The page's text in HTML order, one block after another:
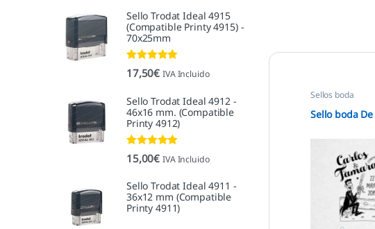
Sellos boda
Sello boda
Sello Trodat Ideal 4915
(Compatible Printy 4915) -
70x25mm
Valorado con
5.00de 5
17,50€ IVA Incluido
Sello Trodat Ideal 4912 -
46x16 mm. (Compatible
Printy 4912)
Valorado con
5.00de 5
15,00€ IVA Incluido
Sello Trodat Ideal 4911 -
36x12 mm (Compatible
Printy 4911)